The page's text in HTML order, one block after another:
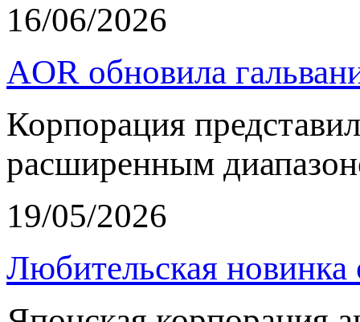
16/06/2026
AOR обновила
Корпорация
расширенным
19/05/2026
Любительская новинка